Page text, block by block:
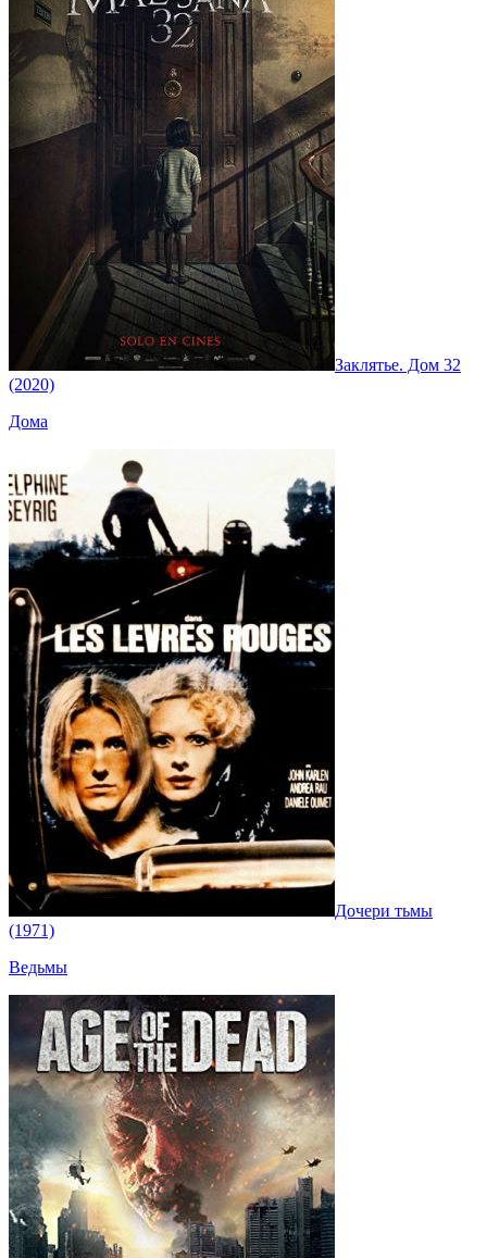
Заклятье. Дом 32
(2020)
Дома
Дочери тьмы
(1971)
Ведьмы